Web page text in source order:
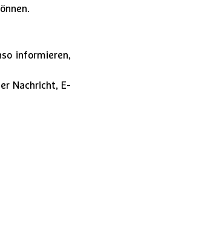
informieren,
Nachricht, E-